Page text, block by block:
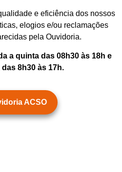
e eficiência dos nossos
elogios e/ou reclamações
pela Ouvidoria.
a quinta das 08h30 às 18h e
8h30 às 17h.
ACSO